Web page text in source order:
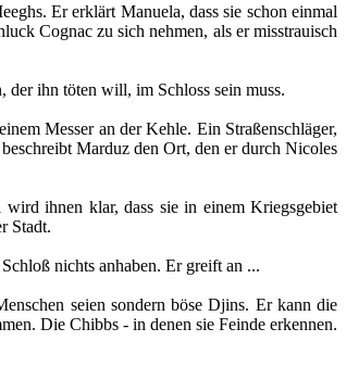
Er erklärt Manuela, dass sie schon einmal
Cognac zu sich nehmen, als er misstrauisch
der ihn töten will, im Schloss sein muss.
Messer an der Kehle. Ein Straßenschläger,
Marduz den Ort, den er durch Nicoles
ihnen klar, dass sie in einem Kriegsgebiet
Stadt.
nichts anhaben. Er greift an ...
seien sondern böse Djins. Er kann die
Die Chibbs - in denen sie Feinde erkennen.